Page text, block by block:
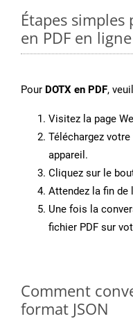
Étapes
en PDF en ligne
Pour DOTX en PDF,
Visitez la page
Téléchargez
appareil.
Cliquez sur le
Attendez la fin de
Une fois la
fichier PDF sur
Comment
format JSON